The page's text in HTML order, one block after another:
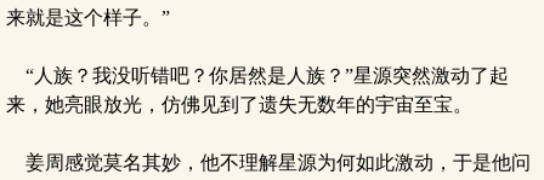
来就是这个样子。”
“人族？我没听错吧？你居然是人族？”星源突然激动了起
来，她亮眼放光，仿佛见到了遗失无数年的宇宙至宝。
姜周感觉莫名其妙，他不理解星源为何如此激动，于是他问